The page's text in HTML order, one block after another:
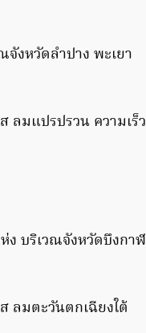
งหวัดลำปาง พะเยา
ลมแปรปรวน ความเร็ว
บริเวณจังหวัดบึงกาฬ
ลมตะวันตกเฉียงใต้